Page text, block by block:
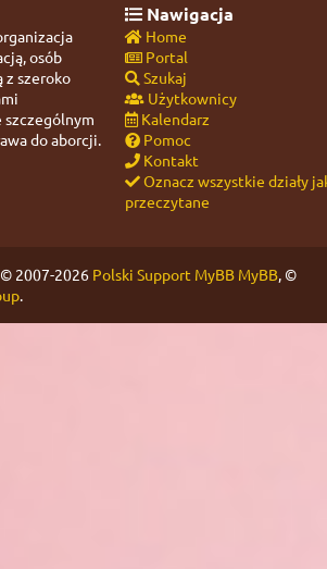
osób
z szeroko
do aborcji.
Nawigacja
Home
Portal
Szukaj
Użytkownicy
Kalendarz
Pomoc
Kontakt
Oznacz wszystkie działy
przeczytane
2007-2026 Polski Support MyBB MyBB, ©
.